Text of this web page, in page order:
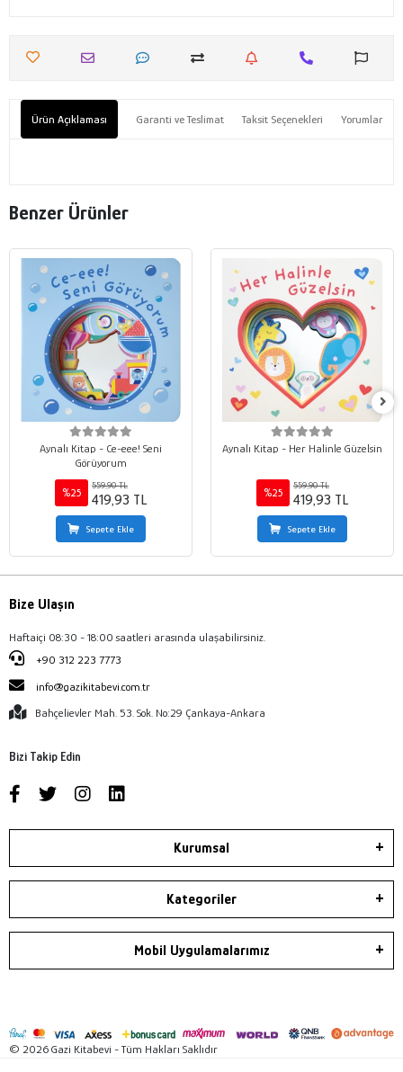
Ürün Açıklaması Garanti ve Teslimat Taksit Seçenekleri Yorumlar
Benzer Ürünler
Aynalı Kitap - Ce-eee! Seni
Görüyorum
%25
559,90 TL
419,93 TL
Sepete Ekle
Aynalı Kitap - Her Halinle Güzelsin
%25
559,90 TL
419,93 TL
Sepete Ekle
Bize Ulaşın
Haftaiçi 08:30 - 18:00 saatleri arasında ulaşabilirsiniz.
+90 312 223 7773
info@gazikitabevi.com.tr
Bahçelievler Mah. 53. Sok. No:29 Çankaya-Ankara
Bizi Takip Edin
Kurumsal
Kategoriler
Mobil Uygulamalarımız
© 2026 Gazi Kitabevi - Tüm Hakları Saklıdır